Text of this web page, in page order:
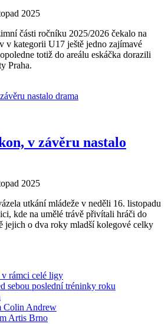
2025
části ročníku 2025/2026 čekalo na
v kategorii U17 ještě jedno zajímavé
totiž do areálu eskáčka dorazili
Praha.
v závěru nastalo
2025
utkání mládeže v neděli 16. listopadu
kde na umělé trávě přivítali hráči do
jejich o dva roky mladší kolegové celky
rámci celé ligy
sebou poslední tréninky roku
Colin Andrew
Artis Brno